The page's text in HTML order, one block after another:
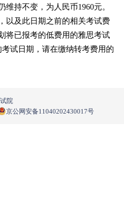
持不变，为人民币1960元。
以及此日期之前的相关考试费
将已报考的低费用的雅思考试
试日期，请在缴纳转考费用的
院
京公网安备11040202430017号